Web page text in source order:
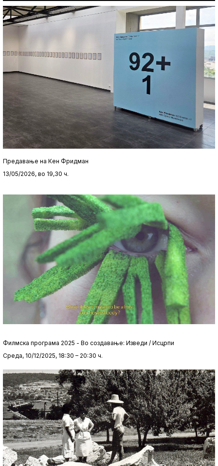
Предавање на Кен Фридман
13/05/2026, во 19,30 ч.
Филмска програма 2025 - Во создавање: Изведи / Исцрпи
Среда, 10/12/2025, 18:30 – 20:30 ч.